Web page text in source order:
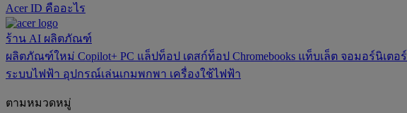
Acer ID คืออะไร
ร้าน AI ผลิตภัณฑ์
ผลิตภัณฑ์ใหม่ Copilot+ PC แล็ปท็อป เดสก์ท็อป Chromebooks แท็บเล็ต จอมอร์นิเตอร์
ระบบไฟฟ้า อุปกรณ์เล่นเกมพกพา เครื่องใช้ไฟฟ้า
ตามหมวดหมู่